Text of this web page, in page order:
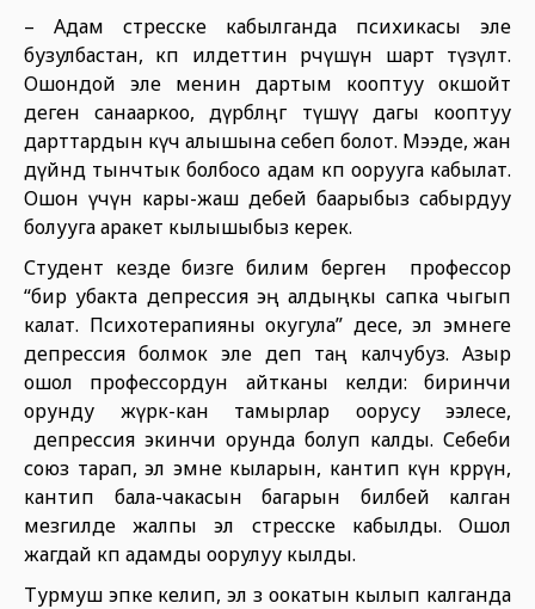
– Адам стресске кабылганда психикасы эле
бузулбастан, көп илдеттин өөрчүшүнө шарт түзүлөт.
Ошондой эле менин дартым кооптуу окшойт
деген санааркоо, дүрбөлөңгө түшүү дагы кооптуу
дарттардын күч алышына себеп болот. Мээде, жан
дүйнөдө тынчтык болбосо адам көп оорууга кабылат.
Ошон үчүн кары-жаш дебей баарыбыз сабырдуу
болууга аракет кылышыбыз керек.
Студент кезде бизге билим берген профессор
“бир убакта депрессия эң алдыңкы сапка чыгып
калат. Психотерапияны окугула” десе, эл эмнеге
депрессия болмок эле деп таң калчубуз. Азыр
ошол профессордун айтканы келди: биринчи
орунду жүрөк-кан тамырлар оорусу ээлесе,
депрессия экинчи орунда болуп калды. Себеби
союз тарап, эл эмне кыларын, кантип күн көрөрүн,
кантип бала-чакасын багарын билбей калган
мезгилде жалпы эл стресске кабылды. Ошол
жагдай көп адамды оорулуу кылды.
Турмуш эпке келип, эл өз оокатын кылып калганда